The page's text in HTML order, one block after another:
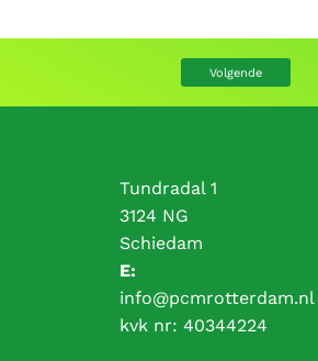
Volgende
Tundradal 1
3124 NG
Schiedam
E:
info@pcmrotterdam.nl
kvk nr: 40344224